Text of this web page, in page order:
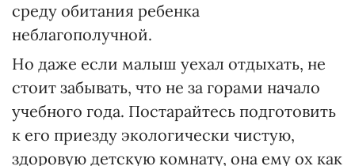
среду обитания ребенка
неблагополучной.
Но даже если малыш уехал отдыхать, не
стоит забывать, что не за горами начало
учебного года. Постарайтесь подготовить
к его приезду экологически чистую,
здоровую детскую комнату, она ему ох как